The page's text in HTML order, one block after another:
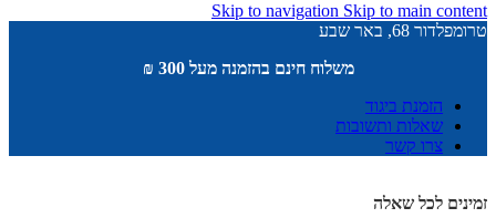
Skip to navigation Skip to main content
טרומפלדור 68, באר שבע
משלוח חינם בהזמנה מעל 300 ₪
הזמנת ביגוד
שאלות ותשובות
צרו קשר
זמינים לכל שאלה